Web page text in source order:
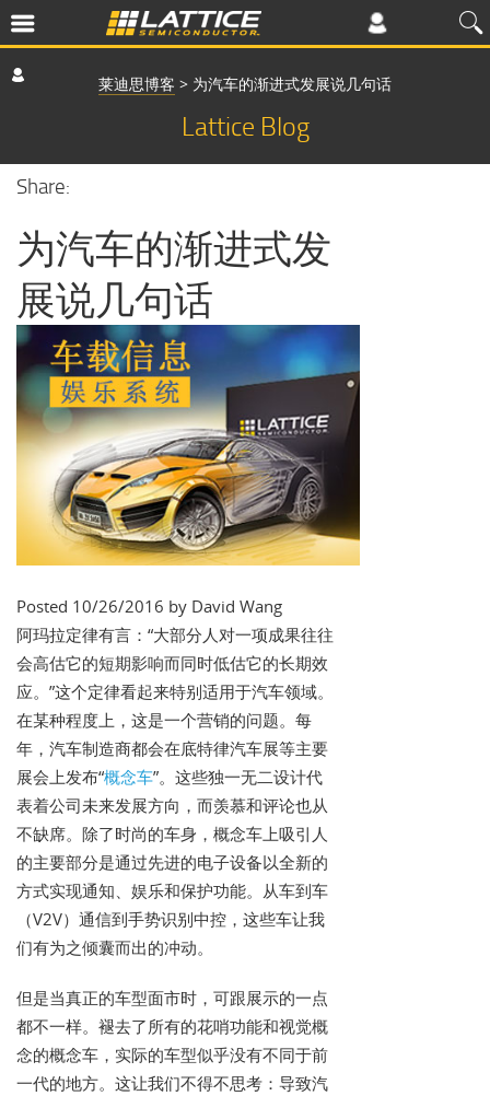
莱迪思博客 > 为汽车的渐进式发展说几句话
Lattice Blog
Share:
为汽车的渐进式发
展说几句话
Posted 10/26/2016 by David Wang
阿玛拉定律有言：“大部分人对一项成果往往
会高估它的短期影响而同时低估它的长期效
应。”这个定律看起来特别适用于汽车领域。
在某种程度上，这是一个营销的问题。每
年，汽车制造商都会在底特律汽车展等主要
展会上发布“概念车”。这些独一无二设计代
表着公司未来发展方向，而羡慕和评论也从
不缺席。除了时尚的车身，概念车上吸引人
的主要部分是通过先进的电子设备以全新的
方式实现通知、娱乐和保护功能。从车到车
（V2V）通信到手势识别中控，这些车让我
们有为之倾囊而出的冲动。
但是当真正的车型面市时，可跟展示的一点
都不一样。褪去了所有的花哨功能和视觉概
念的概念车，实际的车型似乎没有不同于前
一代的地方。这让我们不得不思考：导致汽